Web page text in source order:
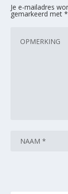
Je e-mailadres
gemarkeerd met*